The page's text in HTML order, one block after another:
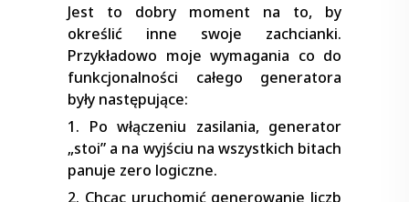
Jest to dobry moment na to, by
określić inne swoje zachcianki.
Przykładowo moje wymagania co do
funkcjonalności całego generatora
były następujące:
1. Po włączeniu zasilania, generator
„stoi” a na wyjściu na wszystkich bitach
panuje zero logiczne.
2. Chcąc uruchomić generowanie liczb